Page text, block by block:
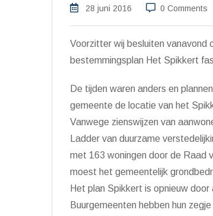
28 juni 2016 0 Comments
Voorzitter wij besluiten vanavond
bestemmingsplan Het Spikkert
De tijden waren anders en
gemeente de locatie van het
Vanwege zienswijzen van
Ladder van duurzame
met 163 woningen door de Raad
moest het gemeentelijk
Het plan Spikkert is opnieuw
Buurgemeenten hebben hun